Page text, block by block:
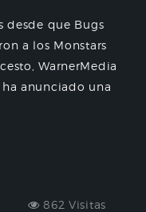
desde que Bugs
a los Monstars
WarnerMedia
anunciado una
862 Visitas